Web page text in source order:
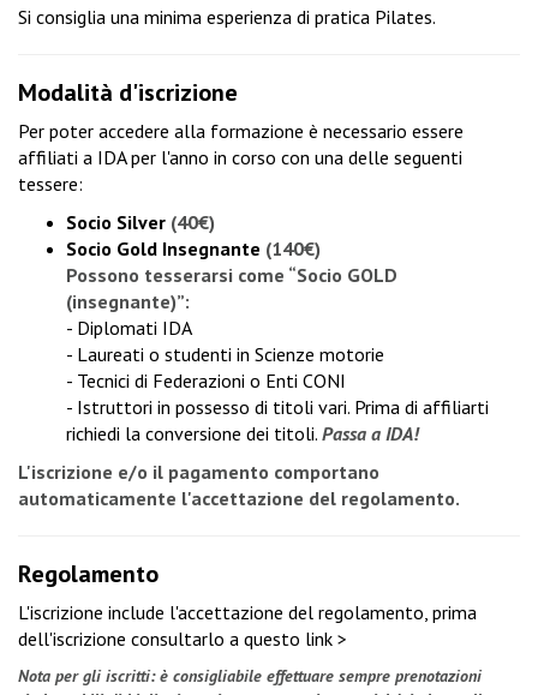
Si consiglia una minima esperienza di pratica Pilates.
Modalità d'iscrizione
Per poter accedere alla formazione è necessario essere
affiliati a IDA per l'anno in corso con una delle seguenti
tessere:
Socio Silver (40€)
Socio Gold Insegnante (140€)
Possono tesserarsi come “Socio GOLD
(insegnante)”:
- Diplomati IDA
- Laureati o studenti in Scienze motorie
- Tecnici di Federazioni o Enti CONI
- Istruttori in possesso di titoli vari. Prima di affiliarti
richiedi la conversione dei titoli. Passa a IDA!
L'iscrizione e/o il pagamento comportano
automaticamente l'accettazione del regolamento.
Regolamento
L'iscrizione include l'accettazione del regolamento, prima
dell'iscrizione consultarlo a questo link >
Nota per gli iscritti: è consigliabile effettuare sempre prenotazioni